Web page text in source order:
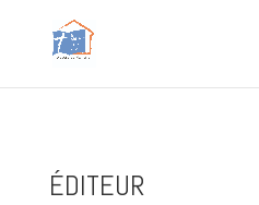
ÉDITEUR